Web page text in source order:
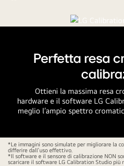
Perfetta resa
Ottieni la massima resa
hardware e il software LG
meglio l’ampio spettro
*Le immagini sono simulate per migliorare la
differire dall’uso effettivo.
*Il software e il sensore di calibrazione NON
scaricare il software LG Calibration Studio più